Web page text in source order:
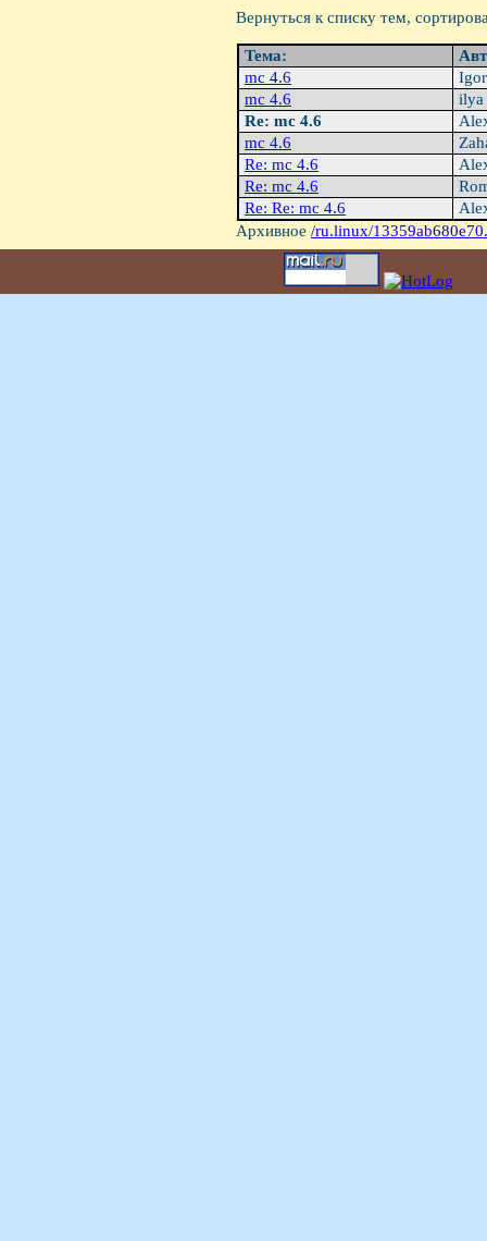
Вернуться к списку тем,
Тема:
mc 4.6
mc 4.6
Re: mc 4.6
mc 4.6
Re: mc 4.6
Re: mc 4.6
Re: Re: mc 4.6
Архивное /ru.linux/